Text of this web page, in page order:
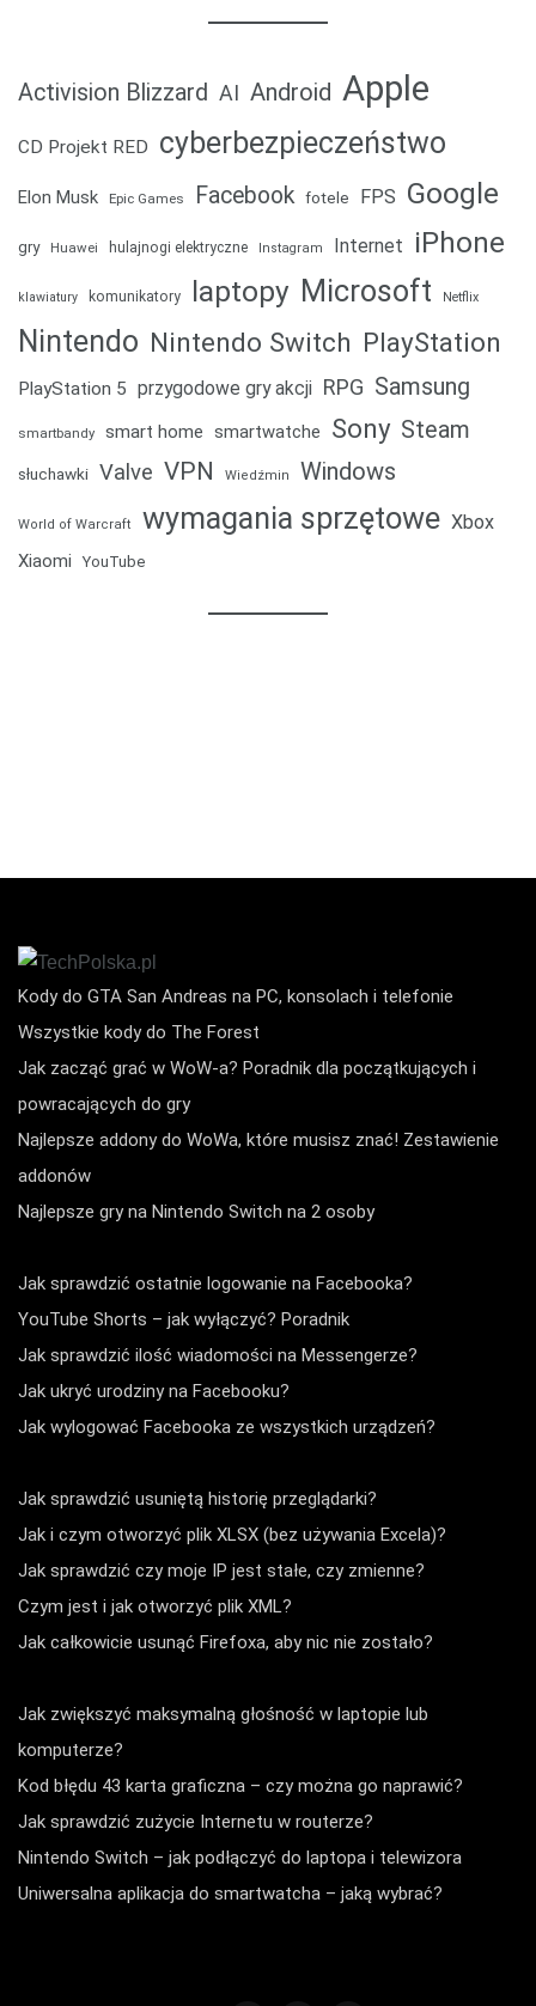
Activision Blizzard AI Android Apple
CD Projekt RED cyberbezpieczeństwo
Elon Musk Epic Games Facebook fotele FPS Google
gry Huawei hulajnogi elektryczne Instagram Internet iPhone
klawiatury komunikatory laptopy Microsoft Netflix
Nintendo Nintendo Switch PlayStation
PlayStation 5 przygodowe gry akcji RPG Samsung
smartbandy smart home smartwatche Sony Steam
słuchawki Valve VPN Wiedźmin Windows
World of Warcraft wymagania sprzętowe Xbox
Xiaomi YouTube
Kody do GTA San Andreas na PC, konsolach i telefonie
Wszystkie kody do The Forest
Jak zacząć grać w WoW-a? Poradnik dla początkujących i
powracających do gry
Najlepsze addony do WoWa, które musisz znać! Zestawienie
addonów
Najlepsze gry na Nintendo Switch na 2 osoby
Jak sprawdzić ostatnie logowanie na Facebooka?
YouTube Shorts – jak wyłączyć? Poradnik
Jak sprawdzić ilość wiadomości na Messengerze?
Jak ukryć urodziny na Facebooku?
Jak wylogować Facebooka ze wszystkich urządzeń?
Jak sprawdzić usuniętą historię przeglądarki?
Jak i czym otworzyć plik XLSX (bez używania Excela)?
Jak sprawdzić czy moje IP jest stałe, czy zmienne?
Czym jest i jak otworzyć plik XML?
Jak całkowicie usunąć Firefoxa, aby nic nie zostało?
Jak zwiększyć maksymalną głośność w laptopie lub
komputerze?
Kod błędu 43 karta graficzna – czy można go naprawić?
Jak sprawdzić zużycie Internetu w routerze?
Nintendo Switch – jak podłączyć do laptopa i telewizora
Uniwersalna aplikacja do smartwatcha – jaką wybrać?